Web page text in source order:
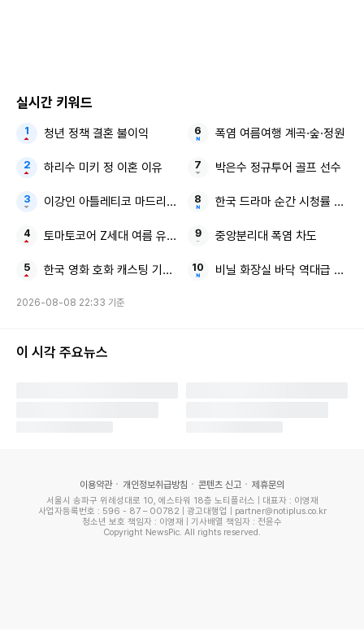
실시간 키워드
청년 정책 결혼 불이익
하리수 미키 정 이혼 이유
이강인 아틀레티코 마드리드 감독님과 구단
토마토코어 Z세대 여름 유통가
한국 영화 호화 캐스팅 기대감
폭염 여름여행 계곡·숲·정원
박은수 정규투어 골프 선수
한국 드라마 순간 시청률 MBC
중앙분리대 폭염 차도
비닐 화장실 바닥 역대급 꼼수
2026-08-08 22:33 기준
이 시각 주요뉴스
이용약관 개인정보취급방침 콘텐츠 신고 제휴문의
서울시 송파구 위례성대로 10, 에스타워 18층 노티플러스 | 대표자 : 이영재
사업자등록번호 : 596 - 87 – 00782 | 광고대행업 | partner@notiplus.co.kr
청소년 보호 책임자 : 이영재 | 기사배열 책임자 : 전윤수
Copyright NewsPic. All rights reserved.